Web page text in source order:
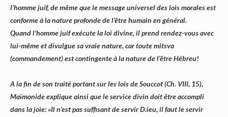
l’homme juif, de même que le message universel des lois morales est
conforme à la nature profonde de l’être humain en général.
Quand l’homme juif exécute la loi divine, il prend rendez-vous avec
lui-même et divulgue sa vraie nature, car toute mitsva
(commandement) est contingente à la nature de l’être Hébreu!
A la fin de son traité portant sur les lois de Souccot (Ch. VIII, 15),
Maïmonide explique ainsi que le service divin doit être accompli
dans la joie: «Il n’est pas suffisant de servir D.ieu, il faut le servir